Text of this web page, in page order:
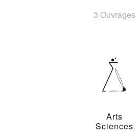
3 Ouvrages
Arts
Sciences